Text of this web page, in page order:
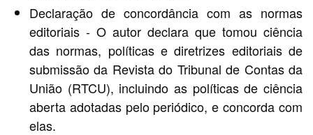
Declaração de concordância com as normas
editoriais - O autor declara que tomou ciência
das normas, políticas e diretrizes editoriais de
submissão da Revista do Tribunal de Contas da
União (RTCU), incluindo as políticas de ciência
aberta adotadas pelo periódico, e concorda com
elas.